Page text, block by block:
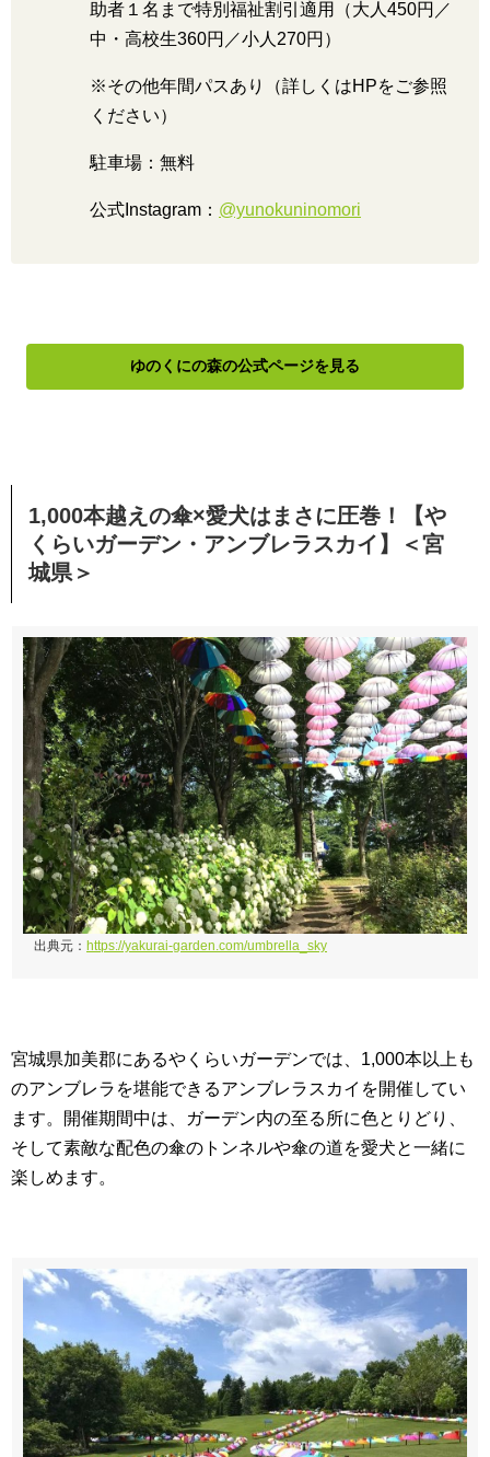
助者１名まで特別福祉割引適用（大人450円／
中・高校生360円／小人270円）
※その他年間パスあり（詳しくはHPをご参照
ください）
駐車場：無料
公式Instagram： @yunokuninomori
ゆのくにの森の公式ページを見る
1,000本越えの傘×愛犬はまさに圧巻！【や
くらいガーデン・アンブレラスカイ】＜宮
城県＞
出典元： https://yakurai-garden.com/umbrella_sky
宮城県加美郡にあるやくらいガーデンでは、1,000本以上も
のアンブレラを堪能できるアンブレラスカイを開催してい
ます。開催期間中は、ガーデン内の至る所に色とりどり、
そして素敵な配色の傘のトンネルや傘の道を愛犬と一緒に
楽しめます。